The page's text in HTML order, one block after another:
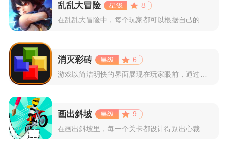
乱乱大冒险
8
在乱乱大冒险中，每个玩家都可以根据自己的喜好选择和培养角色，...
消灭彩砖
6
游戏以简洁明快的界面展现在玩家眼前，通过简单的滑动屏幕即可控...
画出斜坡
9